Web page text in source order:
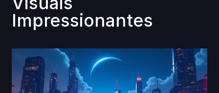
Impressionantes